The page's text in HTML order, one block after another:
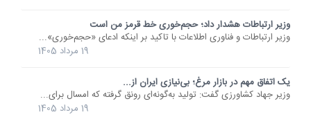
وزیر ارتباطات هشدار داد؛ حجم‌خوری خط قرمز من است
وزیر ارتباطات و فناوری اطلاعات با تاکید بر اینکه ادعای «حجم‌خوری»...
19 مرداد 1405
یک اتفاق مهم در بازار مرغ؛ بی‌نیازی ایران از...
وزیر جهاد کشاورزی گفت: تولید به‌گونه‌ای رونق گرفته که امسال برای...
19 مرداد 1405